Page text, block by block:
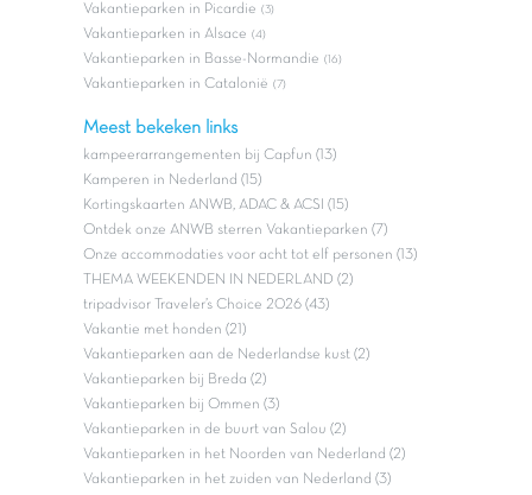
Vakantieparken in Picardie (3)
Vakantieparken in Alsace (4)
Vakantieparken in Basse-Normandie (16)
Vakantieparken in Catalonië (7)
Meest bekeken links
kampeerarrangementen bij Capfun (13)
Kamperen in Nederland (15)
Kortingskaarten ANWB, ADAC & ACSI (15)
Ontdek onze ANWB sterren Vakantieparken (7)
Onze accommodaties voor acht tot elf personen (13)
THEMA WEEKENDEN IN NEDERLAND (2)
tripadvisor Traveler’s Choice 2026 (43)
Vakantie met honden (21)
Vakantieparken aan de Nederlandse kust (2)
Vakantieparken bij Breda (2)
Vakantieparken bij Ommen (3)
Vakantieparken in de buurt van Salou (2)
Vakantieparken in het Noorden van Nederland (2)
Vakantieparken in het zuiden van Nederland (3)